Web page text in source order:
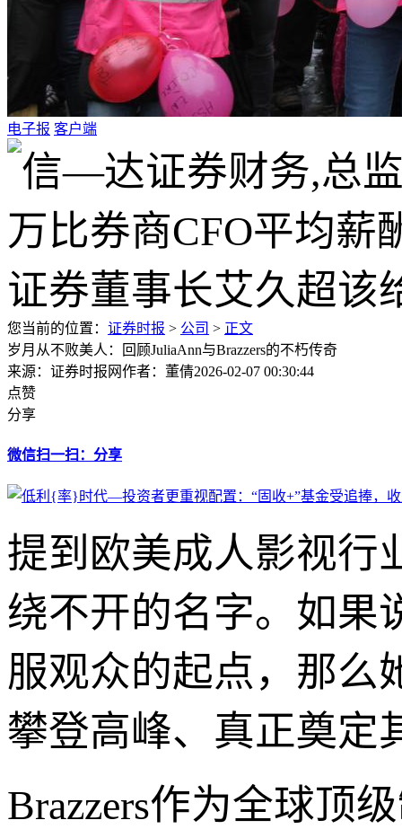
电子报 客户端
您当前的位置： 证券时报 > 公司 > 正文
岁月从不败美人：回顾JuliaAnn与Brazzers的不朽传奇
来源：证券时报网作者：董倩2026-02-07 00:30:44
点赞
分享
微信扫一扫：分享
提到欧美成人影视行
绕不开的名字。如果
服观众的起点，那么
攀登高峰、真正奠定
Brazzers作为全球顶